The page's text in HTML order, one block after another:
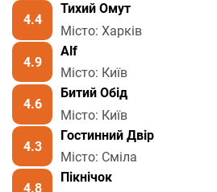
4.4
Тихий Омут
Місто: Харків
4.9
Alf
Місто: Київ
4.6
Битий Обід
Місто: Київ
4.3
Гостинний Двір
Місто: Сміла
4.8
Пікнічок